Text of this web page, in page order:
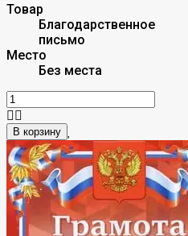
Товар
Благодарственное
письмо
Место
Без места
В корзину